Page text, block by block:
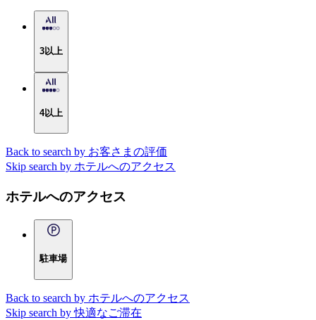
3以上
4以上
Back to search by お客さまの評価
Skip search by ホテルへのアクセス
ホテルへのアクセス
駐車場
Back to search by ホテルへのアクセス
Skip search by 快適なご滞在